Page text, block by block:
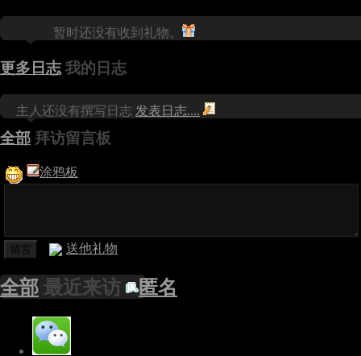
暂时还没有收到礼物。
更多日志 我的日志
主人还没有撰写日志 发表日志....
全部 拜访留言板
涂鸦板
送他礼物
全部 最近来访 匿名